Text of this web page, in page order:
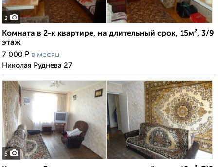
3
Комната в 2-к квартире, на длительный срок, 15м², 3/9
этаж
7 000 ₽ в месяц
Николая Руднева 27
5